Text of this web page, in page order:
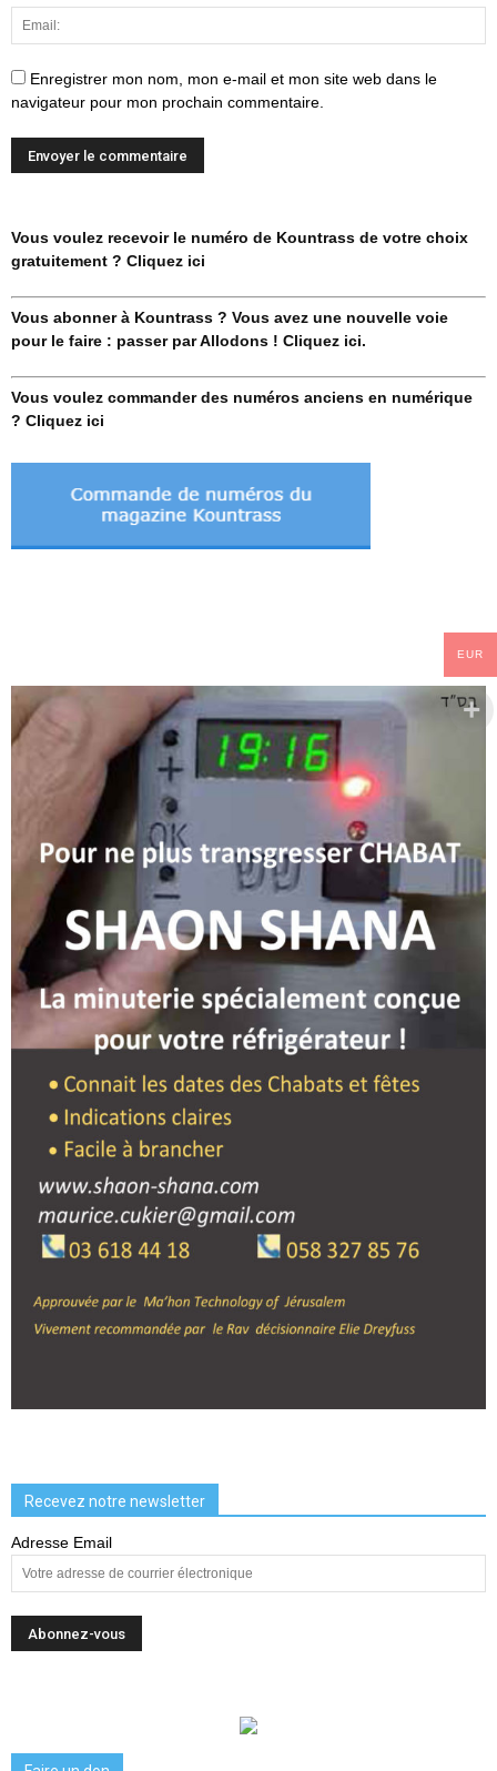
Enregistrer mon nom, mon e-mail et mon site web dans le
navigateur pour mon prochain commentaire.
Vous voulez recevoir le numéro de Kountrass de votre choix
gratuitement ? Cliquez ici
Vous abonner à Kountrass ? Vous avez une nouvelle voie
pour le faire : passer par Allodons ! Cliquez ici.
Vous voulez commander des numéros anciens en numérique
? Cliquez ici
Recevez notre newsletter
Adresse Email
EUR